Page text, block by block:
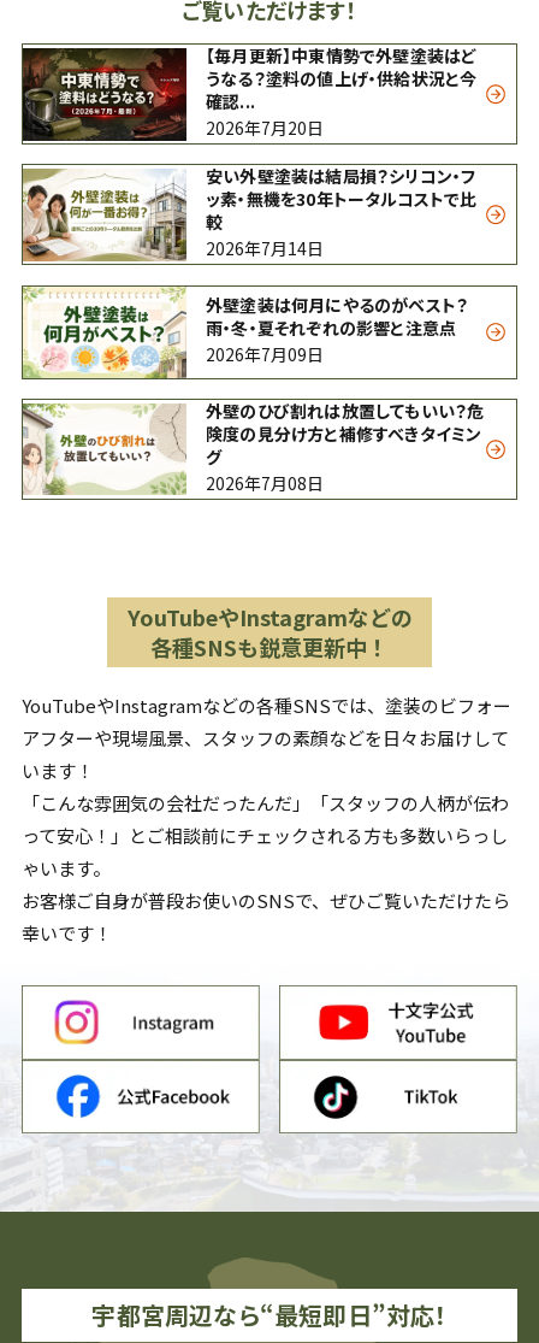
ご覧いただけます！
【毎月更新】中東情勢で外壁塗装はど
うなる？塗料の値上げ・供給状況と今
確認...
2026年7月20日
安い外壁塗装は結局損？シリコン・フ
ッ素・無機を30年トータルコストで比
較
2026年7月14日
外壁塗装は何月にやるのがベスト？
雨・冬・夏それぞれの影響と注意点
2026年7月09日
外壁のひび割れは放置してもいい？危
険度の見分け方と補修すべきタイミン
グ
2026年7月08日
YouTubeやInstagramなどの
各種SNSも鋭意更新中！
YouTubeやInstagramなどの各種SNSでは、塗装のビフォー
アフターや現場風景、スタッフの素顔などを日々お届けして
います！
「こんな雰囲気の会社だったんだ」「スタッフの人柄が伝わ
って安心！」とご相談前にチェックされる方も多数いらっし
ゃいます。
お客様ご自身が普段お使いのSNSで、ぜひご覧いただけたら
幸いです！
宇都宮周辺なら“最短即日”対応！